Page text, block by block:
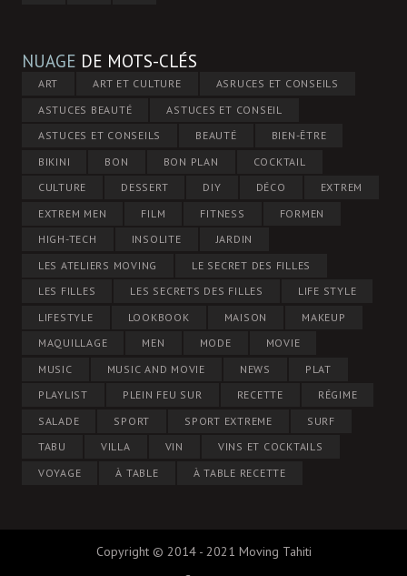
NUAGE DE MOTS-CLÉS
ART ART ET CULTURE
ASRUCES ET CONSEILS
ASTUCES BEAUTÉ
ASTUCES ET CONSEIL
ASTUCES ET CONSEILS
BEAUTÉ
BIEN-ÊTRE
BIKINI
BON BON PLAN
COCKTAIL
CULTURE
DESSERT DIY DÉCO
EXTREM
EXTREM MEN
FILM FITNESS
FORMEN
HIGH-TECH
INSOLITE
JARDIN
LES ATELIERS MOVING
LE SECRET DES FILLES
LES FILLES
LES SECRETS DES FILLES
LIFE STYLE
LIFESTYLE
LOOKBOOK MAISON
MAKEUP
MAQUILLAGE
MEN MODE
MOVIE
MUSIC
MUSIC AND MOVIE NEWS
PLAT
PLAYLIST
PLEIN FEU SUR RECETTE
RÉGIME
SALADE
SPORT SPORT EXTREME
SURF
TABU
VILLA VIN
VINS ET COCKTAILS
VOYAGE
À TABLE À TABLE RECETTE
Copyright © 2014 - 2021 Moving Tahiti